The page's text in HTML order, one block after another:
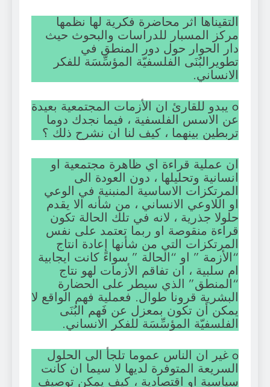
التقيناها اثر محاضرة فكرية لها نظمها
مركز المسبار للدراسات والبحوث حيث
دار الحوار حول دور المنطق في
تطويرالبُنَى الفلسفيّة المؤسِّسَة للفكر
الانساني.
o يبدو للقارئ ان الأزمات المجتمعية بعيدة
عن الاسس الفلسفية ، فيما نجدك دوما
تربطين بينهما ، كيف لنا ان نشرح ذلك ؟
ان عملية قراءة اي ظاهرة مجتمعية او
انسانية وتحليلها ، دون العودة الى
المرتكزات الاساسية المنبنية في الوعي
او اللاوعي الانساني ، من شأنه الا يقدم
حلولا جذرية ، لانه في تلك الحالة تكون
قراءة منقوصة او ربما تعتمد على نفس
المرتكزات التي من شأنها إعادة انتاج
“الأزمة ” او “الحالة ” سواءً كانت ايجابية
ام سلبية ، ان تفاقم الأزمات لهو نتاج
“المنطق” الذي سيطر على الحضارة
البشرية قرونا طوال. فعملية فهم الواقع لا
يمكن أن تكون بمعزل عن فَهم البُنَى
الفلسفيّة المؤسِّسَة للفكر الانساني.
o غير ان الناس عموما تلجأ الى الحلول
السريعة المتوفرة لديها لا سيما ان كانت
سياسية او اقتصادية ، كيف يمكن توصيف